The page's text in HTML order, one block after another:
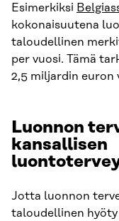
Esimerkiksi
kokonaisuutena
taloudellinen
per vuosi. Tämä
2,5 miljardin euron
Luonnon
kansallisen
Jotta luonnon
taloudellinen